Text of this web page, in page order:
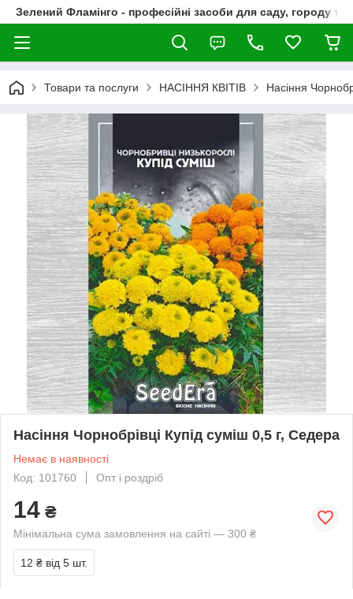
Зелений Фламінго - професійні засоби для саду, городу та
Товари та послуги НАСІННЯ КВІТІВ Насіння
Насіння Чорнобрівці Купід суміш 0,5 г, Седера
Немає в наявності
Код: 101760
Опт і роздріб
14 ₴
Мінімальна сума замовлення на сайті — 300 ₴
12 ₴ від 5 шт.